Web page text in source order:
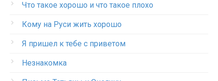
Что такое хорошо и что такое плохо
Кому на Руси жить хорошо
Я пришел к тебе с приветом
Незнакомка